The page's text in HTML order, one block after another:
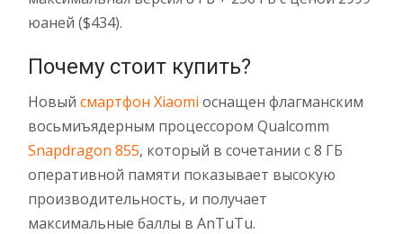
юаней ($434).
Почему стоит купить?
Новый смартфон Xiaomi оснащен флагманским
восьмиъядерным процессором Qualcomm
Snapdragon 855, который в сочетании с 8 ГБ
оперативной памяти показывает высокую
производительность, и получает
максимальные баллы в AnTuTu.